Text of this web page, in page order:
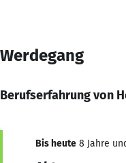
Werdegang
Berufserfahrung von
Bis heute 8 Jahre